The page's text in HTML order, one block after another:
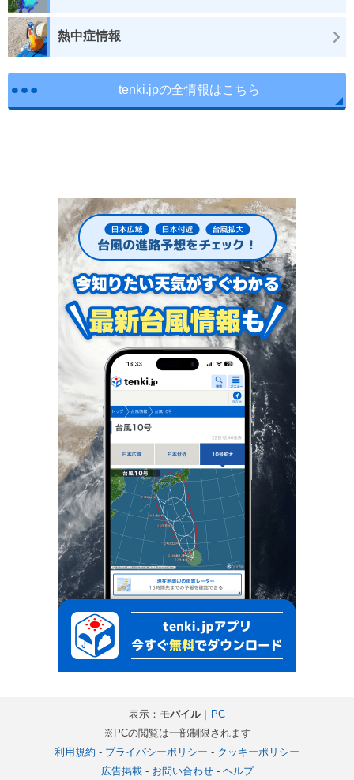
熱中症情報
tenki.jpの全情報はこちら
表示： モバイル｜ PC
※PCの閲覧は一部制限されます
利用規約 - プライバシーポリシー - クッキーポリシー
広告掲載- お問い合わせ- ヘルプ